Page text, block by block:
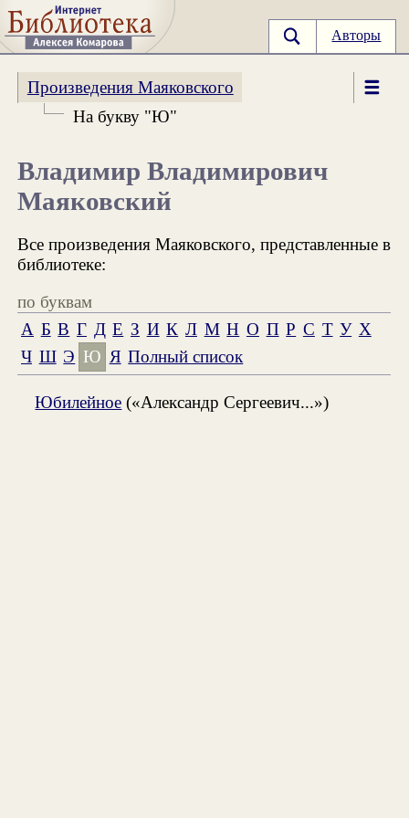
Авторы
Произведения Маяковского
На букву "Ю"
Владимир Владимирович
Маяковский
Все произведения Маяковского, представленные в
библиотеке:
по буквам
А Б В Г Д Е З И К Л М Н О П Р С Т У Х
Ч Ш Э Ю Я Полный список
Юбилейное («Александр Сергеевич...»)